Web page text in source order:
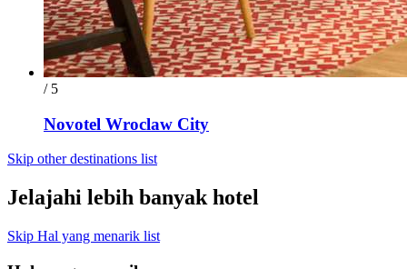
/ 5
Novotel Wroclaw City
Skip other destinations list
Jelajahi lebih banyak hotel
Skip Hal yang menarik list